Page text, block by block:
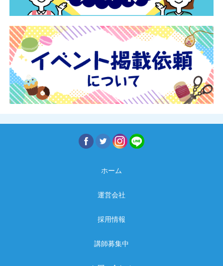
ホーム
運営会社
採用情報
講師募集中